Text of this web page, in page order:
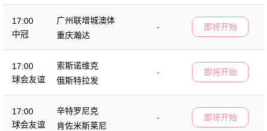
17:00
中冠
广州联增城澳体
-
重庆瀚达
即将开始
17:00
球会友谊
索斯诺维克
-
俄斯特拉发
即将开始
17:00
球会友谊
辛特罗尼克
-
肯佐米斯莱尼
即将开始